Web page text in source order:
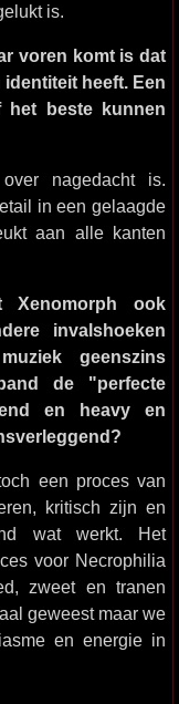
is.
voren komt is dat
heeft. Een
het beste kunnen
nagedacht is.
in een gelaagde
aan alle kanten
Xenomorph ook
invalshoeken
geenszins
de "perfecte
en heavy en
een proces van
kritisch zijn en
wat werkt. Het
voor Necrophilia
zweet en tranen
geweest maar we
en energie in